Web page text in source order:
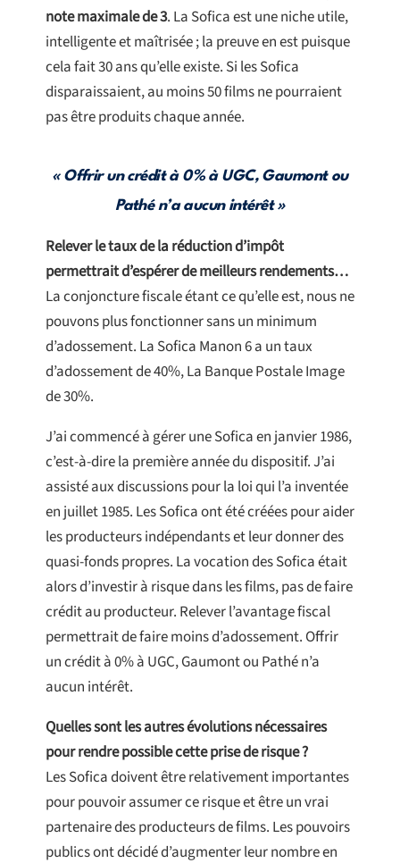
note maximale de 3. La Sofica est une niche utile,
intelligente et maîtrisée ; la preuve en est puisque
cela fait 30 ans qu’elle existe. Si les Sofica
disparaissaient, au moins 50 films ne pourraient
pas être produits chaque année.
« Offrir un crédit à 0% à UGC, Gaumont ou
Pathé n’a aucun intérêt »
Relever le taux de la réduction d’impôt
permettrait d’espérer de meilleurs rendements…
La conjoncture fiscale étant ce qu’elle est, nous ne
pouvons plus fonctionner sans un minimum
d’adossement. La Sofica Manon 6 a un taux
d’adossement de 40%, La Banque Postale Image
de 30%.
J’ai commencé à gérer une Sofica en janvier 1986,
c’est-à-dire la première année du dispositif. J’ai
assisté aux discussions pour la loi qui l’a inventée
en juillet 1985. Les Sofica ont été créées pour aider
les producteurs indépendants et leur donner des
quasi-fonds propres. La vocation des Sofica était
alors d’investir à risque dans les films, pas de faire
crédit au producteur. Relever l’avantage fiscal
permettrait de faire moins d’adossement. Offrir
un crédit à 0% à UGC, Gaumont ou Pathé n’a
aucun intérêt.
Quelles sont les autres évolutions nécessaires
pour rendre possible cette prise de risque ?
Les Sofica doivent être relativement importantes
pour pouvoir assumer ce risque et être un vrai
partenaire des producteurs de films. Les pouvoirs
publics ont décidé d’augmenter leur nombre en